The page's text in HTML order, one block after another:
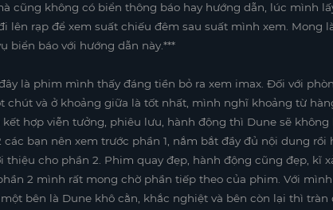
cũng không có biển thông báo hay hướng dẫn, lúc mình
lên rạp để xem suất chiếu đêm sau suất mình xem. Mong
biển báo với hướng dẫn này.***
là phim mình thấy đáng tiền bỏ ra xem imax. Đối với
chút và ở khoảng giữa là tốt nhất, mình nghĩ khoảng từ
hợp viễn tưởng, phiêu lưu, hành động thì Dune sẽ
các bạn nên xem trước phần 1, nắm bắt đầy đủ nội dung
thiệu cho phần 2. Phim quay đẹp, hành động cũng đẹp, kĩ
2 mình rất mong chờ phần tiếp theo của phim. Với
một bên là Dune khô cằn, khắc nghiệt và bên còn lại thì